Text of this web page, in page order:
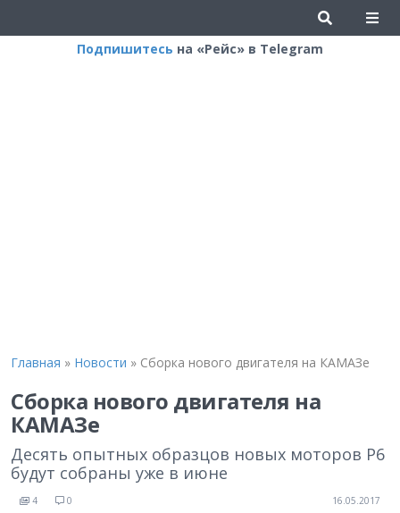
Подпишитесь на «Рейс» в Telegram
Главная » Новости » Сборка нового двигателя на КАМАЗе
Сборка нового двигателя на
КАМАЗе
Десять опытных образцов новых моторов Р6
будут собраны уже в июне
4 0 16.05.2017